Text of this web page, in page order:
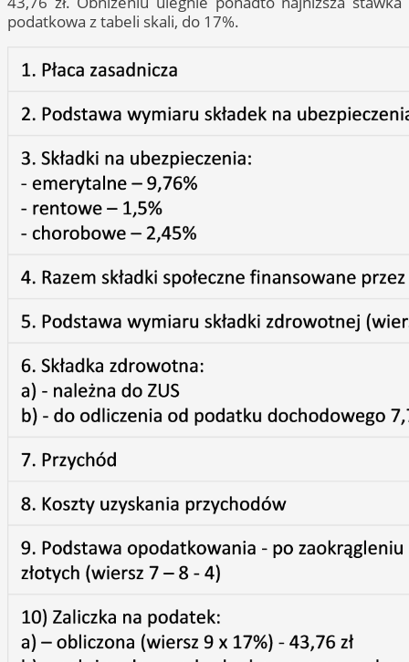
podatkowa z tabeli skali, do 17%.